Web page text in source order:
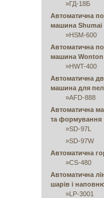
»ГД-18Б
Автоматична
машина Shumai
»HSM-600
Автоматична
машина Wonton
»HWT-400
Автоматична
машина для
»AFD-888
Автоматична
та формування
»SD-97L
»SD-97W
Автоматична
»CS-480
Автоматична
шарів і
»LP-3001